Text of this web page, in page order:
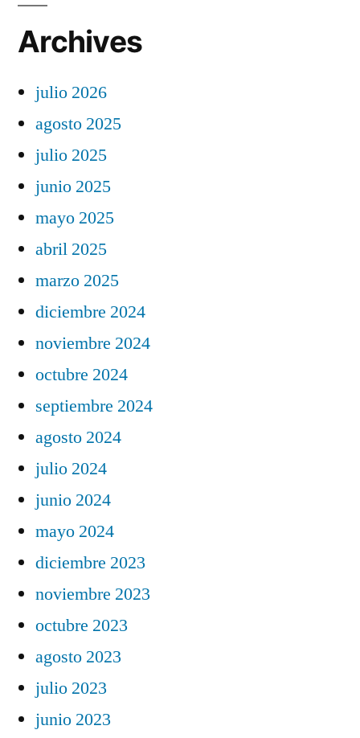
Archives
julio 2026
agosto 2025
julio 2025
junio 2025
mayo 2025
abril 2025
marzo 2025
diciembre 2024
noviembre 2024
octubre 2024
septiembre 2024
agosto 2024
julio 2024
junio 2024
mayo 2024
diciembre 2023
noviembre 2023
octubre 2023
agosto 2023
julio 2023
junio 2023